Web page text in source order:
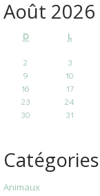
Août 2026
D L
2
3
9
10
16
17
23
24
30
31
Catégories
Animaux